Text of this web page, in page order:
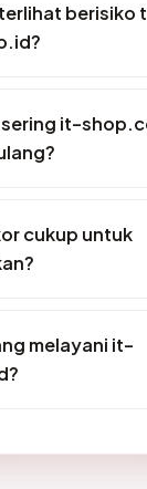
berisiko
it-
cukup untuk
melayani it-